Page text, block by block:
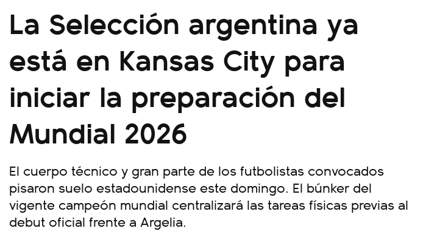
La Selección argentina ya
está en Kansas City para
iniciar la preparación del
Mundial 2026
El cuerpo técnico y gran parte de los futbolistas convocados
pisaron suelo estadounidense este domingo. El búnker del
vigente campeón mundial centralizará las tareas físicas previas al
debut oficial frente a Argelia.